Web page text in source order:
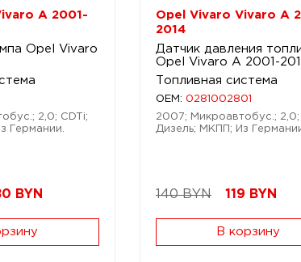
A 2001-
Opel Vivaro
2,0; CDTi;
Германии.
BYN
Opel Vivaro Vivaro A
2014
Датчик давления
Opel Vivaro A 2001-
Топливная система
OEM: 0281002801
2007; Микроавтобус.; 2,0;
Дизель; МКПП; Из
140 BYN 119 BYN
В корзину